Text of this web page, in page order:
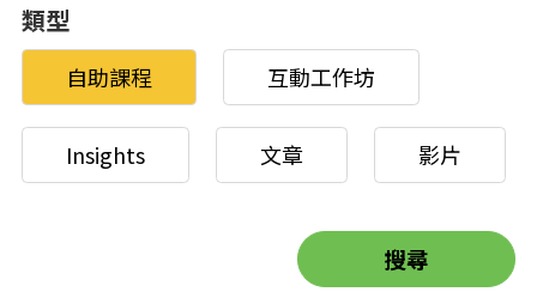
類型
自助課程 互動工作坊
Insights 文章 影片